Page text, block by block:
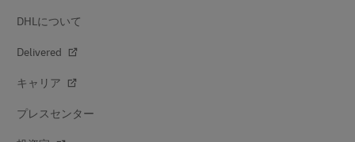
DHLについて
Delivered
キャリア
プレスセンター